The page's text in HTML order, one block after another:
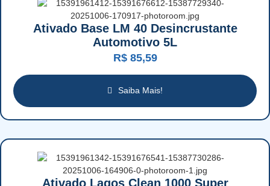
Ativado Base LM 40 Desincrustante
Automotivo 5L
R$85,59
Saiba Mais!
Ativado Lagos Clean 1000 Super